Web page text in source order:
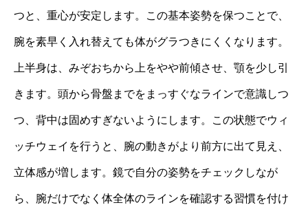
つと、重心が安定します。この基本姿勢を保つことで、
腕を素早く入れ替えても体がグラつきにくくなります。
上半身は、みぞおちから上をやや前傾させ、顎を少し引
きます。頭から骨盤までをまっすぐなラインで意識しつ
つ、背中は固めすぎないようにします。この状態でウィ
ッチウェイを行うと、腕の動きがより前方に出て見え、
立体感が増します。鏡で自分の姿勢をチェックしなが
ら、腕だけでなく体全体のラインを確認する習慣を付け